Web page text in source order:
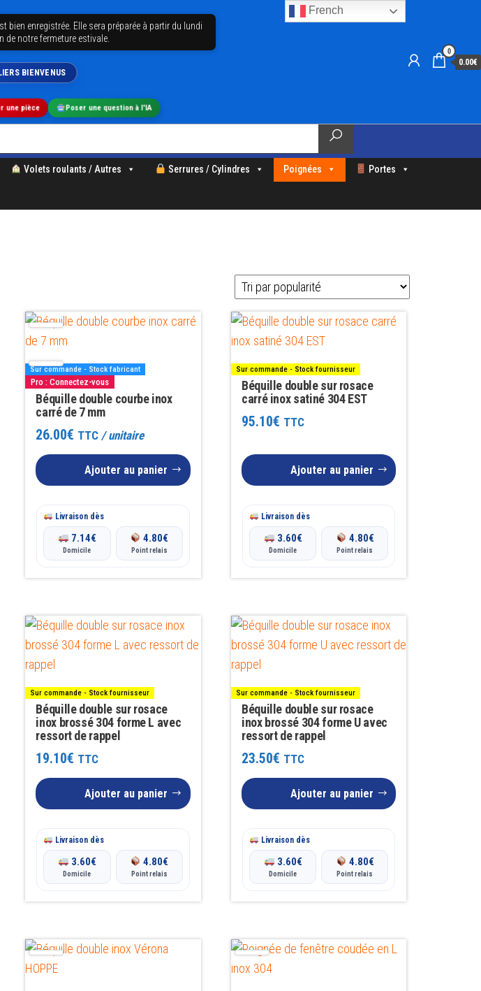
0
0.00€
une pièce Poser une question à l'IA
bien enregistrée. Elle sera préparée à partir du lundi
de notre fermeture estivale.
Volets roulants / Autres Serrures / Cylindres Poignées Portes
Sur commande - Stock fabricant
Pro : Connectez-vous
Béquille double courbe inox
carré de 7 mm
26.00€ TTC / unitaire
Ajouter au panier
Livraison dès
7.14€
Domicile
4.80€
Point relais
Sur commande - Stock fournisseur
Béquille double sur rosace
carré inox satiné 304 EST
95.10€ TTC
Ajouter au panier
Livraison dès
3.60€
Domicile
4.80€
Point relais
Sur commande - Stock fournisseur
Béquille double sur rosace
inox brossé 304 forme L avec
ressort de rappel
19.10€ TTC
Ajouter au panier
Livraison dès
3.60€
Domicile
4.80€
Point relais
Sur commande - Stock fournisseur
Béquille double sur rosace
inox brossé 304 forme U avec
ressort de rappel
23.50€ TTC
Ajouter au panier
Livraison dès
3.60€
Domicile
4.80€
Point relais
French
BIENVENUS